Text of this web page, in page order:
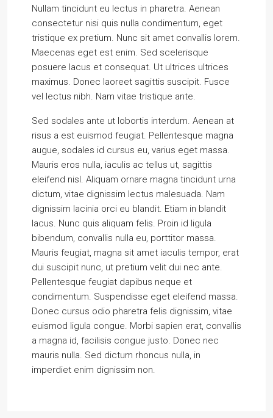
Nullam tincidunt eu lectus in pharetra. Aenean
consectetur nisi quis nulla condimentum, eget
tristique ex pretium. Nunc sit amet convallis lorem.
Maecenas eget est enim. Sed scelerisque
posuere lacus et consequat. Ut ultrices ultrices
maximus. Donec laoreet sagittis suscipit. Fusce
vel lectus nibh. Nam vitae tristique ante.
Sed sodales ante ut lobortis interdum. Aenean at
risus a est euismod feugiat. Pellentesque magna
augue, sodales id cursus eu, varius eget massa.
Mauris eros nulla, iaculis ac tellus ut, sagittis
eleifend nisl. Aliquam ornare magna tincidunt urna
dictum, vitae dignissim lectus malesuada. Nam
dignissim lacinia orci eu blandit. Etiam in blandit
lacus. Nunc quis aliquam felis. Proin id ligula
bibendum, convallis nulla eu, porttitor massa.
Mauris feugiat, magna sit amet iaculis tempor, erat
dui suscipit nunc, ut pretium velit dui nec ante.
Pellentesque feugiat dapibus neque et
condimentum. Suspendisse eget eleifend massa.
Donec cursus odio pharetra felis dignissim, vitae
euismod ligula congue. Morbi sapien erat, convallis
a magna id, facilisis congue justo. Donec nec
mauris nulla. Sed dictum rhoncus nulla, in
imperdiet enim dignissim non.